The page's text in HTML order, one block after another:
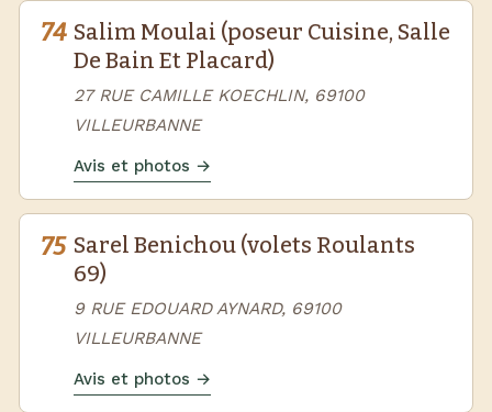
74 Salim Moulai (poseur Cuisine, Salle
De Bain Et Placard)
27 RUE CAMILLE KOECHLIN, 69100
VILLEURBANNE
Avis et photos →
75 Sarel Benichou (volets Roulants
69)
9 RUE EDOUARD AYNARD, 69100
VILLEURBANNE
Avis et photos →